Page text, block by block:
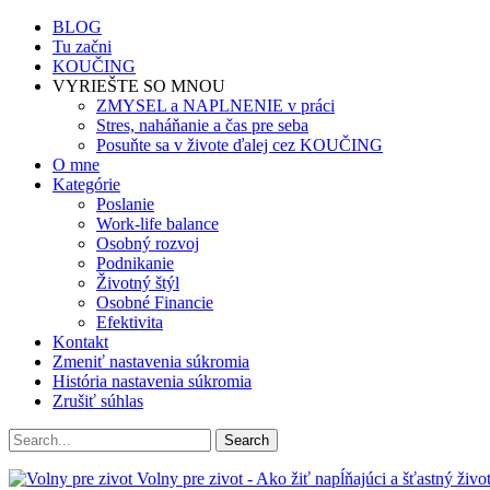
BLOG
Tu začni
KOUČING
VYRIEŠTE SO MNOU
ZMYSEL a NAPLNENIE v práci
Stres, naháňanie a čas pre seba
Posuňte sa v živote ďalej cez KOUČING
O mne
Kategórie
Poslanie
Work-life balance
Osobný rozvoj
Podnikanie
Životný štýl
Osobné Financie
Efektivita
Kontakt
Zmeniť nastavenia súkromia
História nastavenia súkromia
Zrušiť súhlas
Volny pre zivot - Ako žiť napĺňajúci a šťastný